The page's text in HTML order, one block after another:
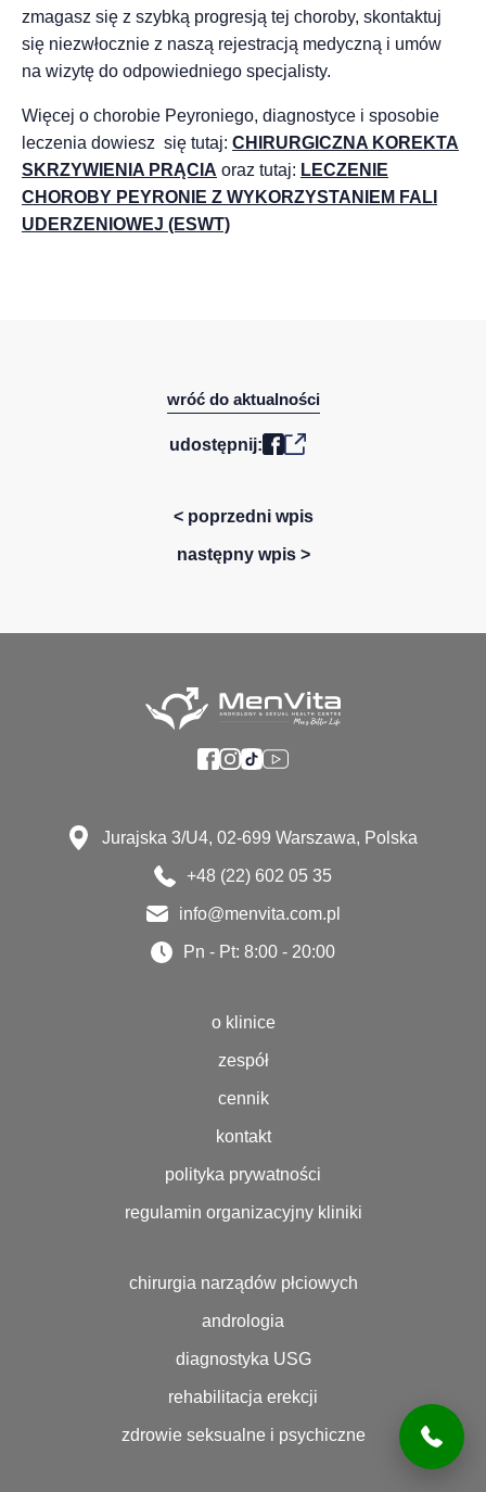
zmagasz się z szybką progresją tej choroby, skontaktuj
się niezwłocznie z naszą rejestracją medyczną i umów
na wizytę do odpowiedniego specjalisty.
Więcej o chorobie Peyroniego, diagnostyce i sposobie
leczenia dowiesz się tutaj: CHIRURGICZNA KOREKTA
SKRZYWIENIA PRĄCIA oraz tutaj: LECZENIE
CHOROBY PEYRONIE Z WYKORZYSTANIEM FALI
UDERZENIOWEJ (ESWT)
wróć do aktualności
udostępnij:
< poprzedni wpis
następny wpis >
Jurajska 3/U4, 02-699 Warszawa, Polska
+48 (22) 602 05 35
info@menvita.com.pl
Pn - Pt: 8:00 - 20:00
o klinice
zespół
cennik
kontakt
polityka prywatności
regulamin organizacyjny kliniki
chirurgia narządów płciowych
andrologia
diagnostyka USG
rehabilitacja erekcji
zdrowie seksualne i psychiczne